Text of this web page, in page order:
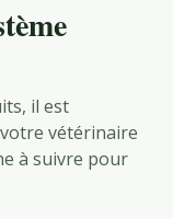
il est
vétérinaire
à suivre pour